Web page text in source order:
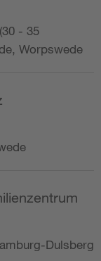
- 35
Worpswede
Dulsberg